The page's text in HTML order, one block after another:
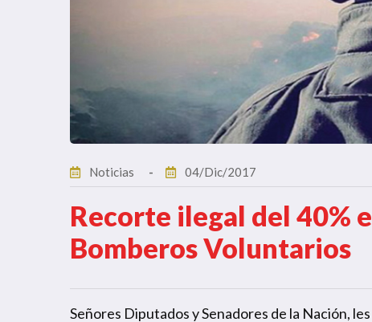
Noticias 04/Dic/2017
Recorte ilegal del 40%
Bomberos Voluntarios
Señores Diputados y Senadores de la Nación,